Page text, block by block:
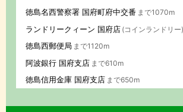
徳島名西警察署 国府町府中交番 まで1070m
ランドリークィーン 国府店 (コインランドリ
徳島西郵便局 まで1120m
阿波銀行 国府支店 まで610m
徳島信用金庫 国府支店 まで650m